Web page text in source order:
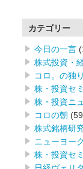
カテゴリー
今日の一言
株式投資・
コロ。の独
株・投資セ
株・投資ニ
コロの朝
株式銘柄研
ニューヨー
株・投資セ